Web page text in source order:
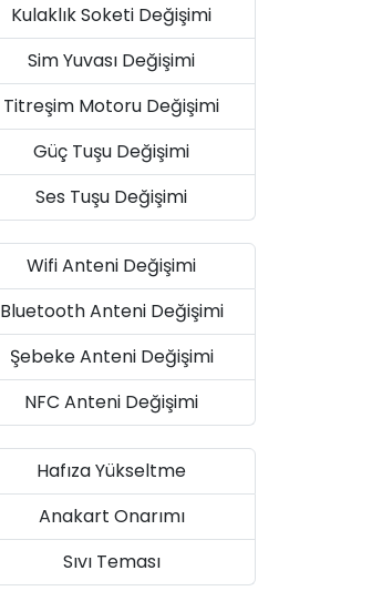
Kulaklık Soketi Değişimi
Sim Yuvası Değişimi
Titreşim Motoru Değişimi
Güç Tuşu Değişimi
Ses Tuşu Değişimi
Wifi Anteni Değişimi
Bluetooth Anteni Değişimi
Şebeke Anteni Değişimi
NFC Anteni Değişimi
Hafıza Yükseltme
Anakart Onarımı
Sıvı Teması